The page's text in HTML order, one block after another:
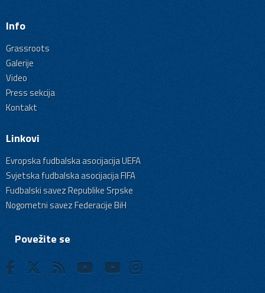
Info
Grassroots
Galerije
Video
Press sekcija
Kontakt
Linkovi
Evropska fudbalska asocijacija UEFA
Svjetska fudbalska asocijacija FIFA
Fudbalski savez Republike Srpske
Nogometni savez Federacije BiH
Povežite se